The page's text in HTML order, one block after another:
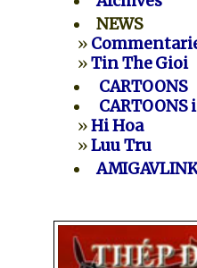
NEWS
»
»Tin The Gioi
CARTOONS
»Hi Hoa
»Luu Tru